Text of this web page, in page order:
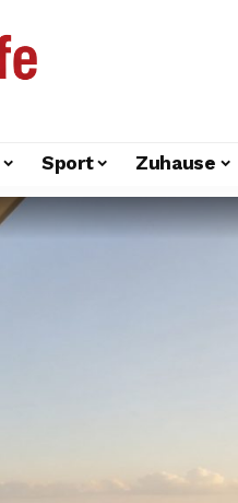
Sport Zuhause